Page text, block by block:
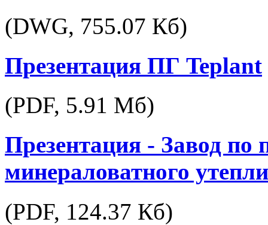
(DWG, 755.07 Кб)
Презентация ПГ Teplant
(PDF, 5.91 Мб)
Презентация - Завод по
минераловатного
(PDF, 124.37 Кб)